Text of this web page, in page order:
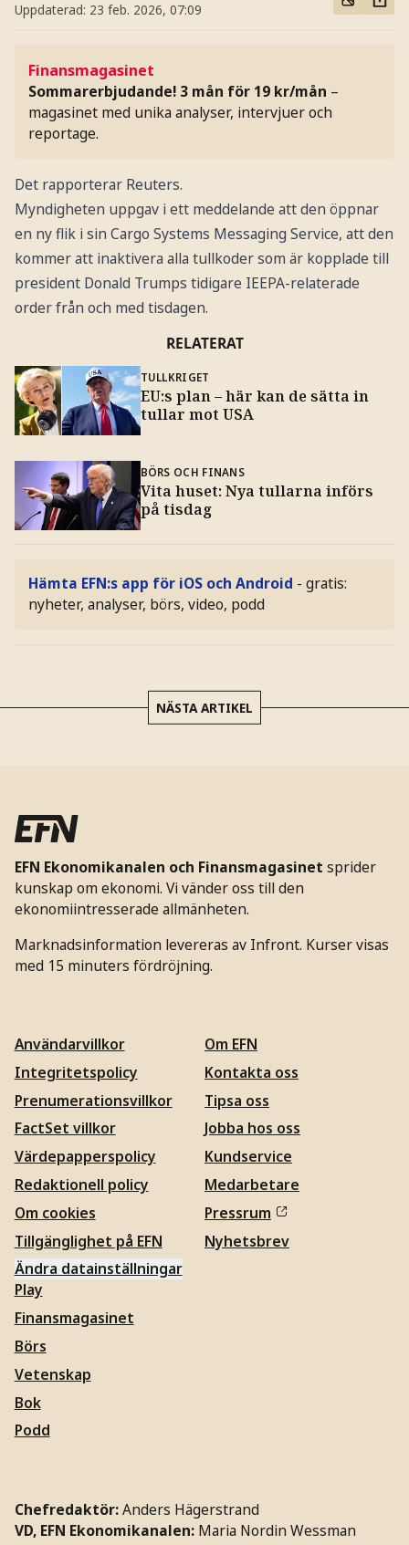
Uppdaterad: 23 feb. 2026, 07:09
Finansmagasinet
Sommarerbjudande! 3 mån för 19 kr/mån –
magasinet med unika analyser, intervjuer och
reportage.
Det rapporterar Reuters.
Myndigheten uppgav i ett meddelande att den öppnar
en ny flik i sin Cargo Systems Messaging Service, att den
kommer att inaktivera alla tullkoder som är kopplade till
president Donald Trumps tidigare IEEPA-relaterade
order från och med tisdagen.
RELATERAT
TULLKRIGET
EU:s plan – här kan de sätta in
tullar mot USA
BÖRS OCH FINANS
Vita huset: Nya tullarna införs
på tisdag
Hämta EFN:s app för iOS och Android - gratis:
nyheter, analyser, börs, video, podd
NÄSTA ARTIKEL
EFN Ekonomikanalen och Finansmagasinet sprider
kunskap om ekonomi. Vi vänder oss till den
ekonomiintresserade allmänheten.
Marknadsinformation levereras av Infront. Kurser visas
med 15 minuters fördröjning.
Användarvillkor
Integritetspolicy
Prenumerationsvillkor
FactSet villkor
Värdepapperspolicy
Redaktionell policy
Om cookies
Tillgänglighet på EFN
Ändra datainställningar
Om EFN
Kontakta oss
Tipsa oss
Jobba hos oss
Kundservice
Medarbetare
Pressrum
Nyhetsbrev
Play
Finansmagasinet
Börs
Vetenskap
Bok
Podd
Chefredaktör:Anders Hägerstrand
VD, EFN Ekonomikanalen: Maria Nordin Wessman